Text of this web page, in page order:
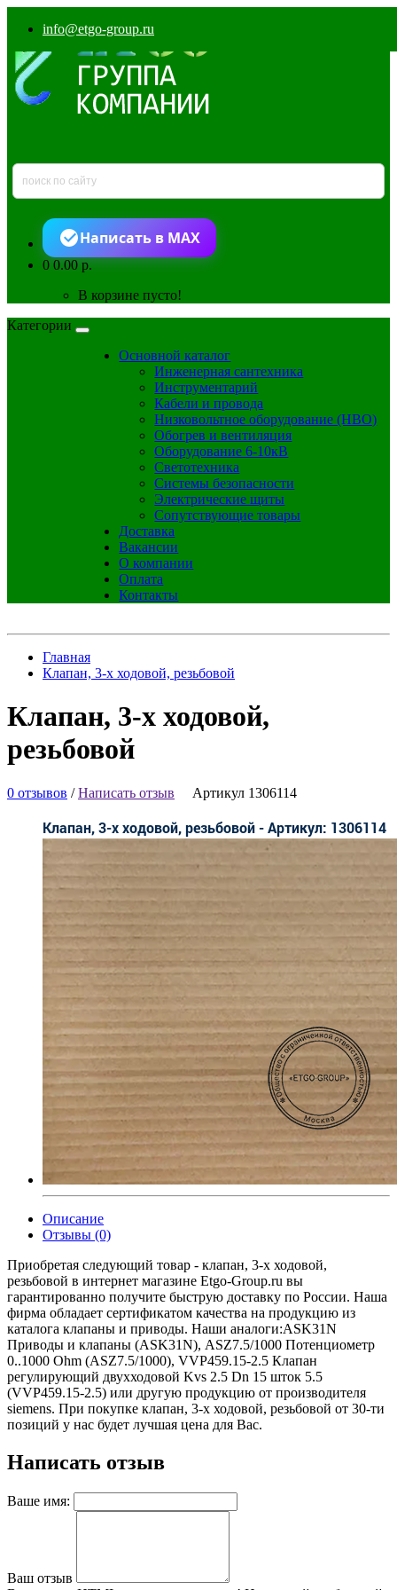
info@etgo-group.ru
Написать в MAX
00.00 р.
В корзине пусто!
Категории
Основной каталог
Инженерная сантехника
Инструментарий
Кабели и провода
Низковольтное оборудование (НВО)
Обогрев и вентиляция
Оборудование 6-10кВ
Светотехника
Системы безопасности
Электрические щиты
Сопутствующие товары
Доставка
Вакансии
О компании
Оплата
Контакты
Главная
Клапан, 3-х ходовой, резьбовой
Клапан, 3-х ходовой,
резьбовой
0 отзывов /Написать отзыв Артикул 1306114
Описание
Отзывы (0)
Приобретая следующий товар - клапан, 3-х ходовой,
резьбовой в интернет магазине Etgo-Group.ru вы
гарантированно получите быструю доставку по России. Наша
фирма обладает сертификатом качества на продукцию из
каталога клапаны и приводы. Наши аналоги:ASK31N
Приводы и клапаны (ASK31N), ASZ7.5/1000 Потенциометр
0..1000 Ohm (ASZ7.5/1000), VVP459.15-2.5 Клапан
регулирующий двухходовой Kvs 2.5 Dn 15 шток 5.5
(VVP459.15-2.5) или другую продукцию от производителя
siemens. При покупке клапан, 3-х ходовой, резьбовой от 30-ти
позиций у нас будет лучшая цена для Вас.
Написать отзыв
Ваше имя:
Ваш отзыв